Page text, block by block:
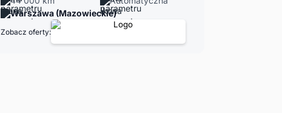
Warszawa (Mazowieckie)
Zobacz oferty: